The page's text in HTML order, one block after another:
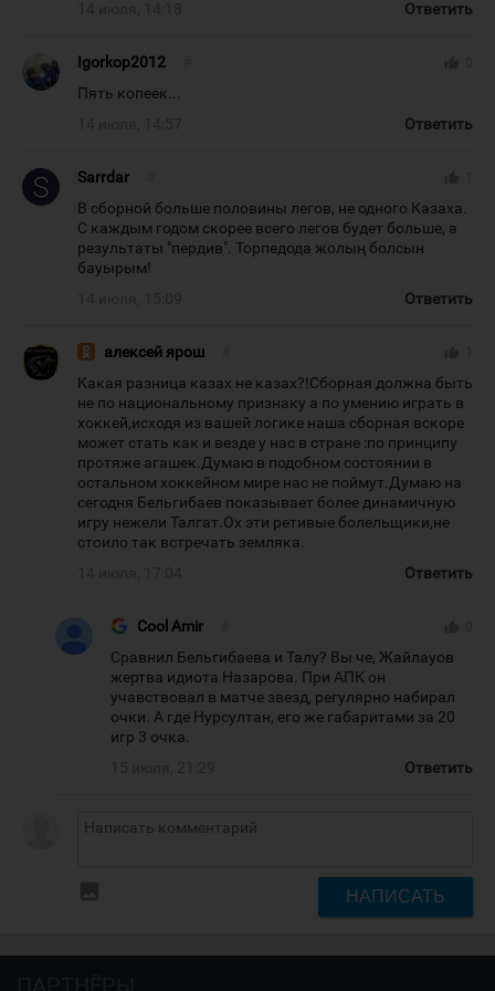
Ответить
Igorkop2012
Пять копеек...
Ответить
Sarrdar
В сборной больше половины легов, не одного Казаха.
С каждым годом скорее всего легов будет больше, а
результаты "пердив". Торпедода жолың болсын
бауырым!
Ответить
алексей ярош
Какая разница казах не казах?!Сборная должна быть
не по национальному признаку а по умению играть в
хоккей,исходя из вашей логике наша сборная вскоре
может стать как и везде у нас в стране :по принципу
протяже агашек.Думаю в подобном состоянии в
остальном хоккейном мире нас не поймут.Думаю на
сегодня Бельгибаев показывает более динамичную
игру нежели Талгат.Ох эти ретивые болельщики,не
стоило так встречать земляка.
Ответить
Cool Amir
Сравнил Бельгибаева и Талу? Вы че, Жайлауов
жертва идиота Назарова. При АПК он
учавствовал в матче звезд, регулярно набирал
очки. А где Нурсултан, его же габаритами за 20
игр 3 очка.
Ответить
НАПИСАТЬ